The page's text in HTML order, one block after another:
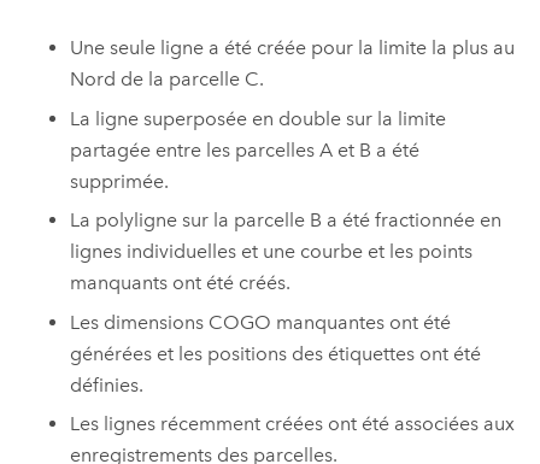
Une seule ligne a été créée pour la limite la plus au
Nord de la parcelle C.
La ligne superposée en double sur la limite
partagée entre les parcelles A et B a été
supprimée.
La polyligne sur la parcelle B a été fractionnée en
lignes individuelles et une courbe et les points
manquants ont été créés.
Les dimensions COGO manquantes ont été
générées et les positions des étiquettes ont été
définies.
Les lignes récemment créées ont été associées aux
enregistrements des parcelles.